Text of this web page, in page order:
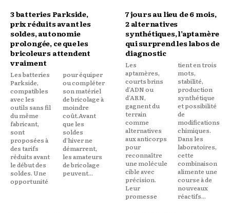
3 batteries Parkside,
prix réduits avant les
soldes, autonomie
prolongée, ce que les
bricoleurs attendent
vraiment
Les batteries
Parkside,
compatibles
avec les
outils sans fil
du même
fabricant,
sont
proposées à
des tarifs
réduits avant
le début des
soldes. Une
opportunité
pour équiper
ou compléter
son matériel
de bricolage à
moindre
coût.Avant
que les
soldes
d'hiver ne
démarrent,
les amateurs
de bricolage
peuvent...
7 jours au lieu de 6 mois,
2 alternatives
synthétiques, l’aptamère
qui surprend les labos de
diagnostic
Les
aptamères,
courts brins
d'ADN ou
d'ARN,
gagnent du
terrain
comme
alternatives
aux anticorps
pour
reconnaître
une molécule
cible avec
précision.
Leur
promesse
tient en trois
mots,
stabilité,
production
synthétique
et possibilité
de
modifications
chimiques.
Dans les
laboratoires,
cette
combinaison
alimente une
course à de
nouveaux
réactifs...